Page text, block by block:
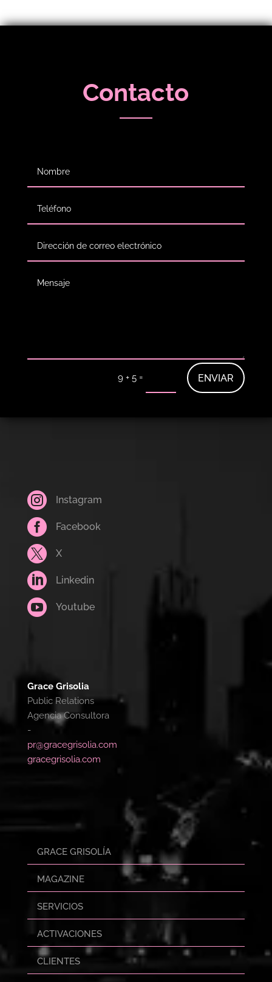
Contacto
9 + 5 = ENVIAR
 Instagram
 Facebook
 X
 Linkedin
 Youtube
Grace Grisolia
Public Relations
Agencia Consultora
-
pr@gracegrisolia.com
gracegrisolia.com
GRACE GRISOLÍA
MAGAZINE
SERVICIOS
ACTIVACIONES
CLIENTES